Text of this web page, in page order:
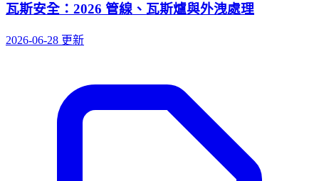
瓦斯安全：2026 管線、瓦斯爐與外洩處理
2026-06-28 更新